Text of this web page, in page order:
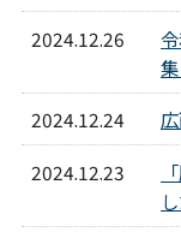
2024.12.26
2024.12.24
2024.12.23